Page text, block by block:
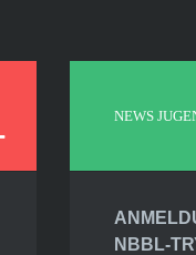
NEWS
NBBL-